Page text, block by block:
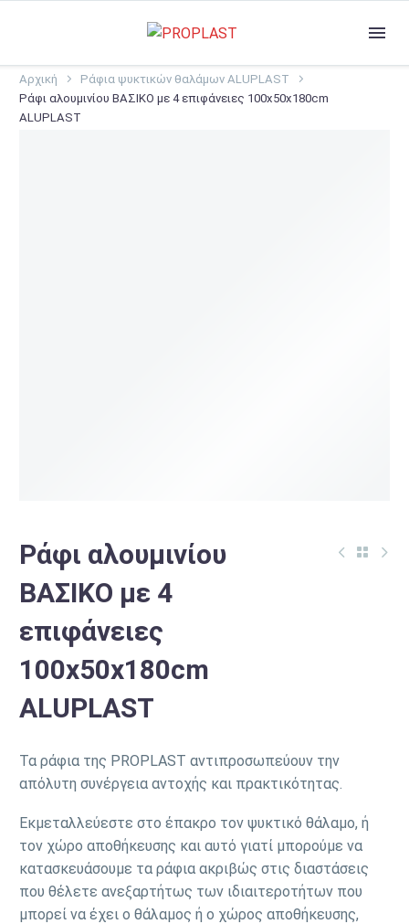
Αρχική
Ράφια ψυκτικών θαλάμων ALUPLAST
Ράφι αλουμινίου ΒΑΣΙΚΟ με 4 επιφάνειες 100x50x180cm
ALUPLAST
Ράφι αλουμινίου
ΒΑΣΙΚΟ με 4
επιφάνειες
100x50x180cm
ALUPLAST
Τα ράφια της PROPLAST αντιπροσωπεύουν την
απόλυτη συνέργεια αντοχής και πρακτικότητας.
Εκμεταλλεύεστε στο έπακρο τον ψυκτικό θάλαμο, ή
τον χώρο αποθήκευσης και αυτό γιατί μπορούμε να
κατασκευάσουμε τα ράφια ακριβώς στις διαστάσεις
που θέλετε ανεξαρτήτως των ιδιαιτεροτήτων που
μπορεί να έχει ο θάλαμος ή ο χώρος αποθήκευσης,